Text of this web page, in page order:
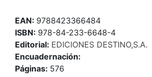
EAN: 9788423366484
ISBN: 978-84-233-6648-4
Editorial: EDICIONES DESTINO,S.A.
Encuadernación:
Páginas: 576